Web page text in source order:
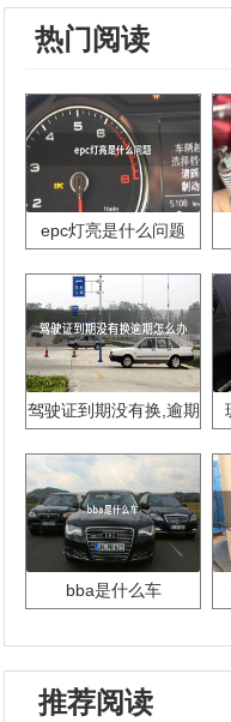
热门阅读
epc灯亮是什么问题
驾驶证到期没有换,逾期
bba是什么车
推荐阅读